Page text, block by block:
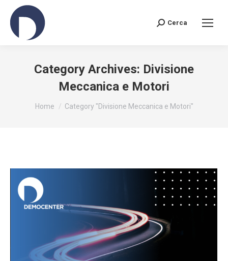
Search:
Cerca
Category Archives: Divisione
Meccanica e Motori
You are here:
Home Category "Divisione Meccanica e Motori"